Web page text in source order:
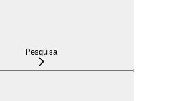
Pesquisa